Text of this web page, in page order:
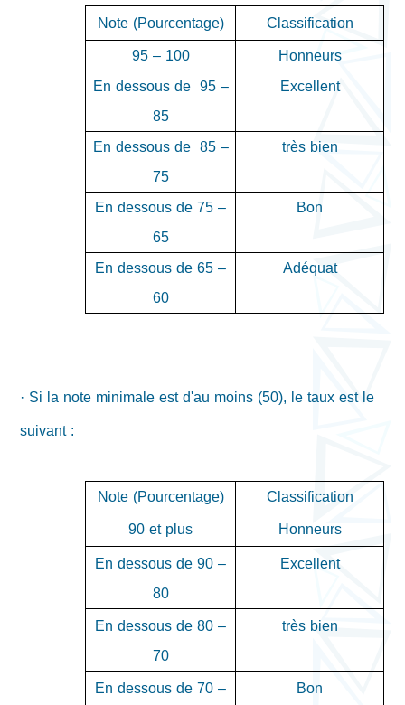
Note (Pourcentage)
Classification
95 – 100
Honneurs
En dessous de 95 –
85
Excellent
En dessous de 85 –
75
très bien
En dessous de75 –
65
Bon
En dessous de65 –
60
Adéquat
· Si la note minimale est d'au moins (50), le taux est le
suivant :
Note (Pourcentage)
Classification
90 et plus
Honneurs
En dessous de90 –
80
Excellent
En dessous de 80 –
70
très bien
En dessous de70 –
Bon